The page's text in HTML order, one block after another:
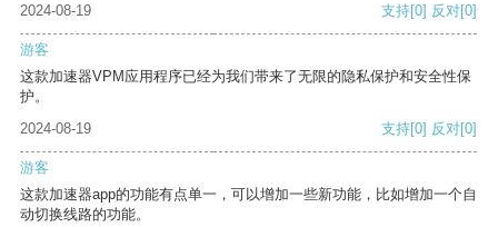
2024-08-19 支持[0] 反对[0]
游客
这款加速器VPM应用程序已经为我们带来了无限的隐私保护和安全性保
护。
2024-08-19
支持[0] 反对[0]
游客
这款加速器app的功能有点单一，可以增加一些新功能，比如增加一个自
动切换线路的功能。